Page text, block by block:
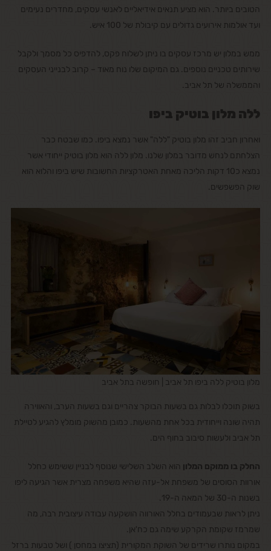
הטובים ביותר. הוא מציע תנאים אידיאליים לאנשי עסקים, מחדרים נעימים
ועד אולמות אירועים גדולים עם קיבולת של 100 איש.
ממש במלון יש מרכז עסקים בו ניתן לשלוח פקס, להדפיס כל מסמך ולקבל
שירותים טכניים נוספים. גם המיקום שלו נוח מאוד – קרוב לבנייני העסקים
והממשלה של תל אביב.
ללה מלון בוטיק ביפו
ואחרון חביב זהו מלון בוטיק "ללה" אשר נמצא ביפו. כמו שבטח כבר
הצלחתם לנחש מדובר במלון שלנו. מלון ללה הוא מלון בוטיק ייחודי אשר
נמצא כ10 דקות הליכה מאחת האטרקציות החשובות שיש ביפו והלוא הוא
שוק הפשפשים.
מלון בוטיק ללה ביפו תל אביב | חופשה בתל אביב
בשוק תוכלו לבלות גם בשעות הבוקר צהריים וגם בשעות הערב, והאווירה
תהיה שונה וייחודית בכל אחת מהשעות. כמובן מהשוק מומלץ להגיע לטיילת
תל אביב ולעשות סיבוב בחוף הים.
החלק בו ממוקם המלון הוא השלב השלישי שנוסף לבניין ששימש כחלל
אורוות הסוסים של משפחת אל-עזה שהיא משפחה מצרית אשר הגיעה ליפו
בשנות ה-30 של המאה ה-19.
ניתן לראות שבעמודים בחלל האורווה הושקעה עבודה עיצובית רבה, מה
שמרמז שקומת הקרקע שימה גם כח'אן.
במקום נותרו שרידים של השוקת המקורית (תציצו במחסן ) ושל טבעות ברזל